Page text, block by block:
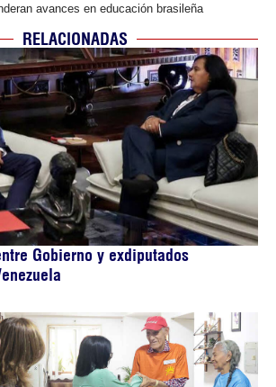
avances en educación brasileña
RELACIONADAS
Gobierno y exdiputados